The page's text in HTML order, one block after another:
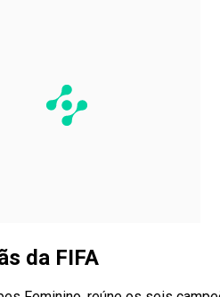
da FIFA